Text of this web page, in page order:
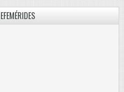
EFEMÉRIDES